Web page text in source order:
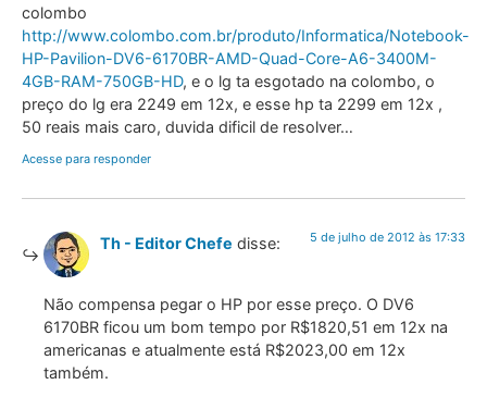
colombo
http://www.colombo.com.br/produto/Informatica/Notebook-
HP-Pavilion-DV6-6170BR-AMD-Quad-Core-A6-3400M-
4GB-RAM-750GB-HD, e o lg ta esgotado na colombo, o
preço do lg era 2249 em 12x, e esse hp ta 2299 em 12x ,
50 reais mais caro, duvida dificil de resolver…
Acesse para responder
Th - Editor Chefe disse: 5 de julho de 2012 às 17:33
Não compensa pegar o HP por esse preço. O DV6
6170BR ficou um bom tempo por R$1820,51 em 12x na
americanas e atualmente está R$2023,00 em 12x
também.